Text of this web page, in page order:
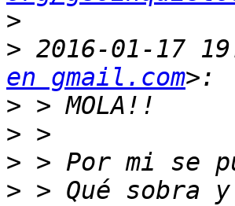
>
> 2016-01-17
en gmail.com
>
>
>
> > Qué sobra